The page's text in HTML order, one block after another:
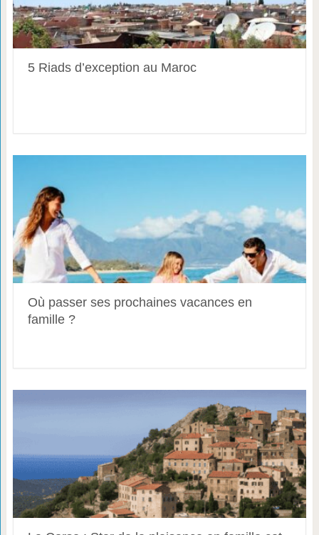
5 Riads d’exception au Maroc
Où passer ses prochaines vacances en
famille ?